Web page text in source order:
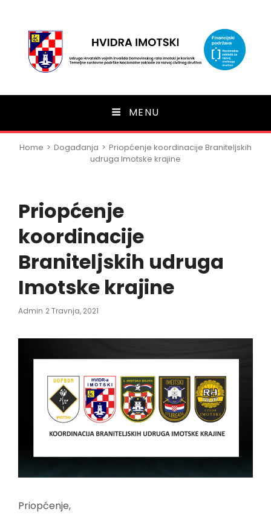
HVIDRA Imotski
MENU
Home > Događanja > Priopćenje koordinacije Braniteljskih
udruga Imotske krajine
Priopćenje
koordinacije
Braniteljskih udruga
Imotske krajine
Admin Posted
2 Travnja, 2021
Priopćenje,